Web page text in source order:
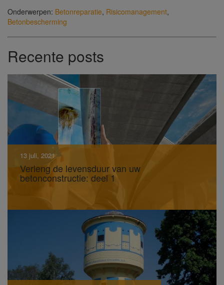
Onderwerpen: Betonreparatie, Risicomanagement,
Betonbescherming
Recente posts
13 juli, 2021
Verleng de levensduur van uw
betonconstructie: deel 1